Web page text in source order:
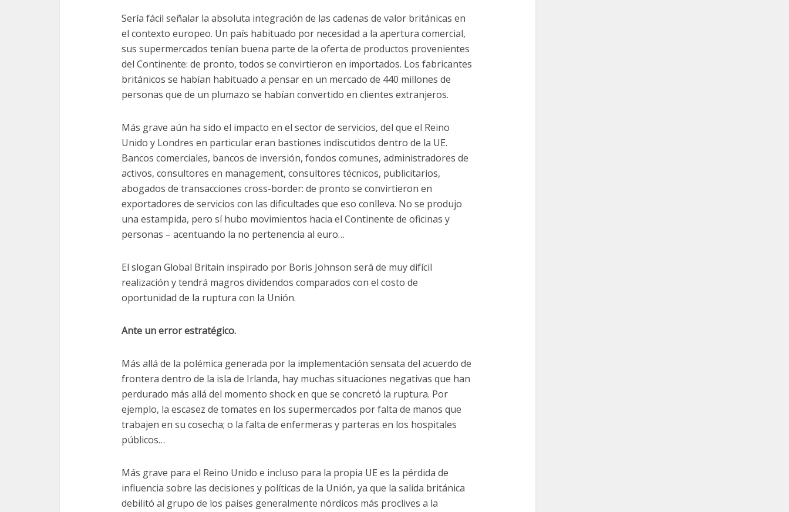
Sería fácil señalar la absoluta integración de las cadenas de valor británicas en
el contexto europeo. Un país habituado por necesidad a la apertura comercial,
sus supermercados tenían buena parte de la oferta de productos provenientes
del Continente: de pronto, todos se convirtieron en importados. Los fabricantes
británicos se habían habituado a pensar en un mercado de 440 millones de
personas que de un plumazo se habían convertido en clientes extranjeros.
Más grave aún ha sido el impacto en el sector de servicios, del que el Reino
Unido y Londres en particular eran bastiones indiscutidos dentro de la UE.
Bancos comerciales, bancos de inversión, fondos comunes, administradores de
activos, consultores en management, consultores técnicos, publicitarios,
abogados de transacciones cross-border: de pronto se convirtieron en
exportadores de servicios con las dificultades que eso conlleva. No se produjo
una estampida, pero sí hubo movimientos hacia el Continente de oficinas y
personas – acentuando la no pertenencia al euro…
El slogan Global Britain inspirado por Boris Johnson será de muy difícil
realización y tendrá magros dividendos comparados con el costo de
oportunidad de la ruptura con la Unión.
Ante un error estratégico.
Más allá de la polémica generada por la implementación sensata del acuerdo de
frontera dentro de la isla de Irlanda, hay muchas situaciones negativas que han
perdurado más allá del momento shock en que se concretó la ruptura. Por
ejemplo, la escasez de tomates en los supermercados por falta de manos que
trabajen en su cosecha; o la falta de enfermeras y parteras en los hospitales
públicos…
Más grave para el Reino Unido e incluso para la propia UE es la pérdida de
influencia sobre las decisiones y políticas de la Unión, ya que la salida británica
debilitó al grupo de los países generalmente nórdicos más proclives a la